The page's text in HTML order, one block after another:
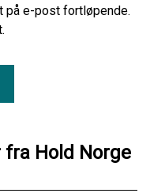
på e-post fortløpende.
Hold Norge